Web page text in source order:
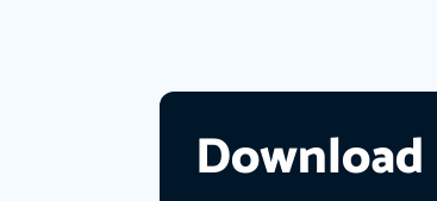
Download